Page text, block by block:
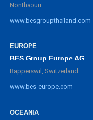
Nonthaburi
www.besgroupthailand.com
EUROPE
BES Group Europe AG
Rapperswil, Switzerland
www.bes-europe.com
OCEANIA